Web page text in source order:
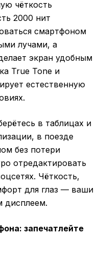
чёткость
2000 нит
смартфоном
лучами, а
экран удобным
True Tone и
естественную
в таблицах и
в поезде
без потери
отредактировать
Чёткость,
для глаз — ваши
дисплеем.
запечатлейте